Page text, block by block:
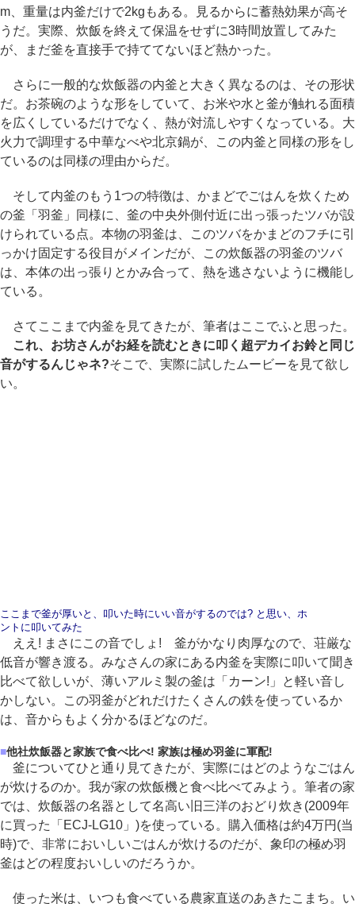
m、重量は内釜だけで2kgもある。見るからに蓄熱効果が高そ
うだ。実際、炊飯を終えて保温をせずに3時間放置してみた
が、まだ釜を直接手で持ててないほど熱かった。
さらに一般的な炊飯器の内釜と大きく異なるのは、その形状
だ。お茶碗のような形をしていて、お米や水と釜が触れる面積
を広くしているだけでなく、熱が対流しやすくなっている。大
火力で調理する中華なべや北京鍋が、この内釜と同様の形をし
ているのは同様の理由からだ。
そして内釜のもう1つの特徴は、かまどでごはんを炊くため
の釜「羽釜」同様に、釜の中央外側付近に出っ張ったツバが設
けられている点。本物の羽釜は、このツバをかまどのフチに引
っかけ固定する役目がメインだが、この炊飯器の羽釜のツバ
は、本体の出っ張りとかみ合って、熱を逃さないように機能し
ている。
さてここまで内釜を見てきたが、筆者はここでふと思った。
これ、お坊さんがお経を読むときに叩く超デカイお鈴と同じ
音がするんじゃネ?そこで、実際に試したムービーを見て欲し
い。
ここまで釜が厚いと、叩いた時にいい音がするのでは? と思い、ホ
ントに叩いてみた
ええ! まさにこの音でしょ! 釜がかなり肉厚なので、荘厳な
低音が響き渡る。みなさんの家にある内釜を実際に叩いて聞き
比べて欲しいが、薄いアルミ製の釜は「カーン!」と軽い音し
かしない。この羽釜がどれだけたくさんの鉄を使っているか
は、音からもよく分かるほどなのだ。
■他社炊飯器と家族で食べ比べ! 家族は極め羽釜に軍配!
釜についてひと通り見てきたが、実際にはどのようなごはん
が炊けるのか。我が家の炊飯機と食べ比べてみよう。筆者の家
では、炊飯器の名器として名高い旧三洋のおどり炊き(2009年
に買った「ECJ-LG10」)を使っている。購入価格は約4万円(当
時)で、非常においしいごはんが炊けるのだが、象印の極め羽
釜はどの程度おいしいのだろうか。
使った米は、いつも食べている農家直送のあきたこまち。い